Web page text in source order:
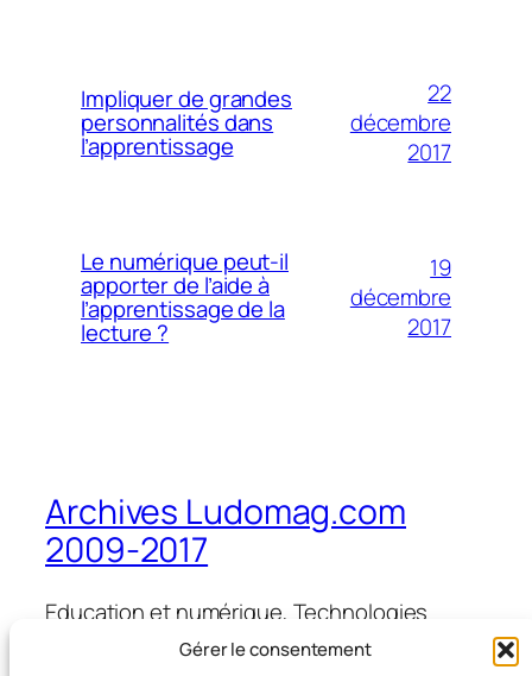
Gérer le consentement
Impliquer de grandes
personnalités dans
l’apprentissage
22
décembre
2017
Le numérique peut-il
apporter de l’aide à
l’apprentissage de la
lecture ?
19
décembre
2017
Archives Ludomag.com
2009-2017
Education et numérique, Technologies
d'Apprentissage, e-learning, serious games,